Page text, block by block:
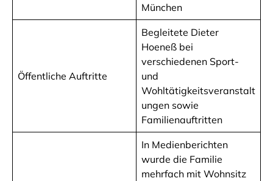
München
Öffentliche Auftritte
Begleitete Dieter
Hoeneß bei
verschiedenen Sport-
und
Wohltätigkeitsveranstalt
ungen sowie
Familienauftritten
In Medienberichten
wurde die Familie
mehrfach mit Wohnsitz